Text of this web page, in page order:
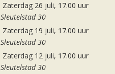
Zaterdag 26 juli, 17.00 uur
Sleutelstad 30
Zaterdag 19 juli, 17.00 uur
Sleutelstad 30
Zaterdag 12 juli, 17.00 uur
Sleutelstad 30